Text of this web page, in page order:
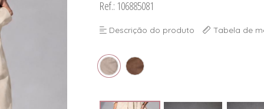
Ref.: 106885081
Descrição do produto Tabela de